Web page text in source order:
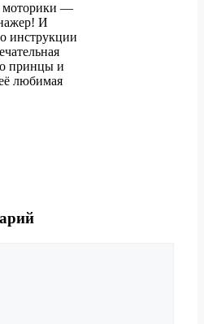
моторики —
И
инструкции
принцы и
любимая